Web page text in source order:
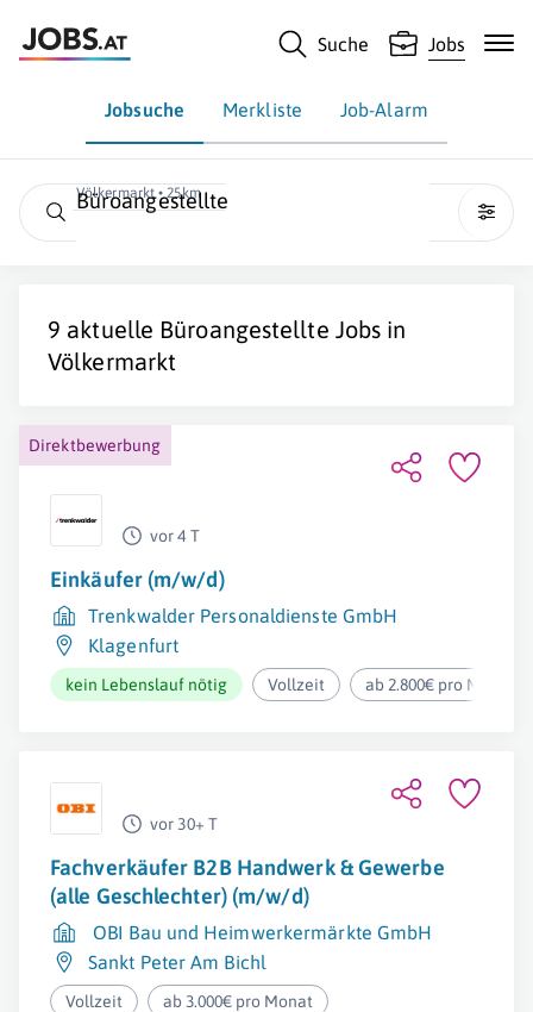
Suche Jobs
Jobsuche Merkliste Job-Alarm
Völkermarkt • 25km
Büroangestellte
9 aktuelle Büroangestellte Jobs in
Völkermarkt
Direktbewerbung
vor 4 T
Einkäufer (m/w/d)
Trenkwalder Personaldienste GmbH
Klagenfurt
kein Lebenslauf nötig Vollzeit ab 2.800€ pro Monat
vor 30+ T
Fachverkäufer B2B Handwerk & Gewerbe
(alle Geschlechter) (m/w/d)
OBI Bau und Heimwerkermärkte GmbH
Sankt Peter Am Bichl
Vollzeit ab 3.000€ pro Monat